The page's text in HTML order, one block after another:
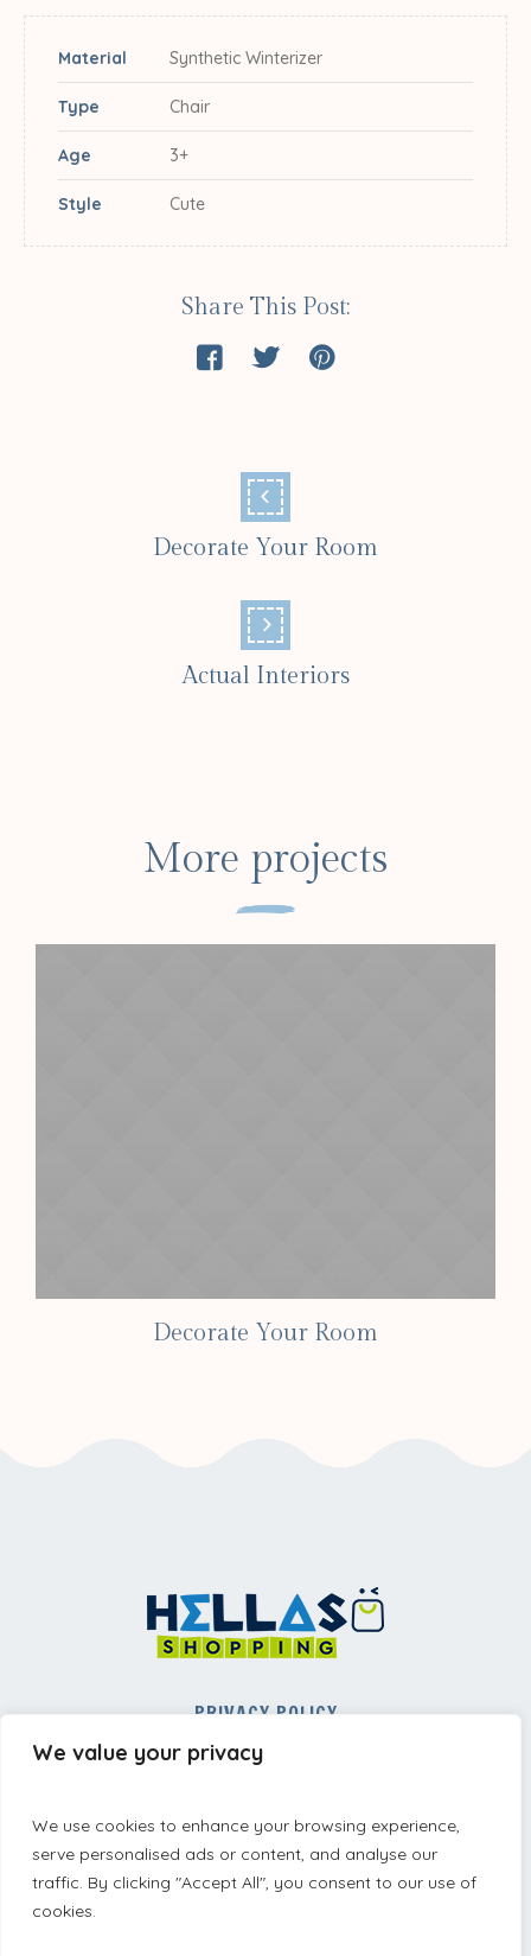
We value your privacy
We use cookies to enhance your browsing experience,
serve personalised ads or content, and analyse our
traffic. By clicking "Accept All", you consent to our use of
cookies.
Material Synthetic Winterizer
Type Chair
Age 3+
Style Cute
Share This Post:
Decorate Your Room
Actual Interiors
More projects
Decorate Your Room
PRIVACY POLICY
REFUND AND RETURNS POLICY